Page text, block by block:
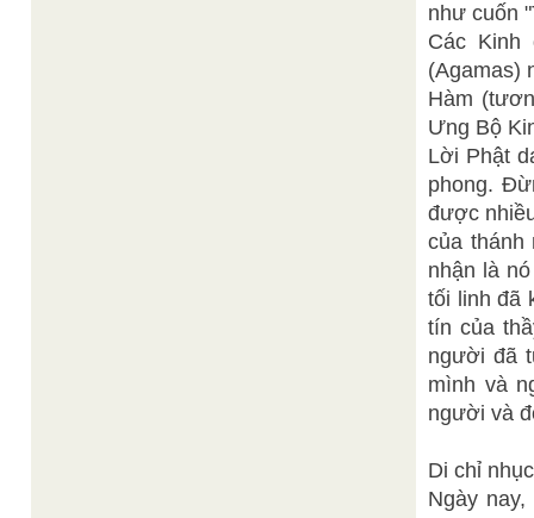
như cuốn
Các Kinh
(Agamas)
Hàm
Ưng Bộ
Lời Phật
phong.
được
của thánh
nhận là
tối linh đã
tín của
người đã
mình và
người và
Di chỉ
Ngày